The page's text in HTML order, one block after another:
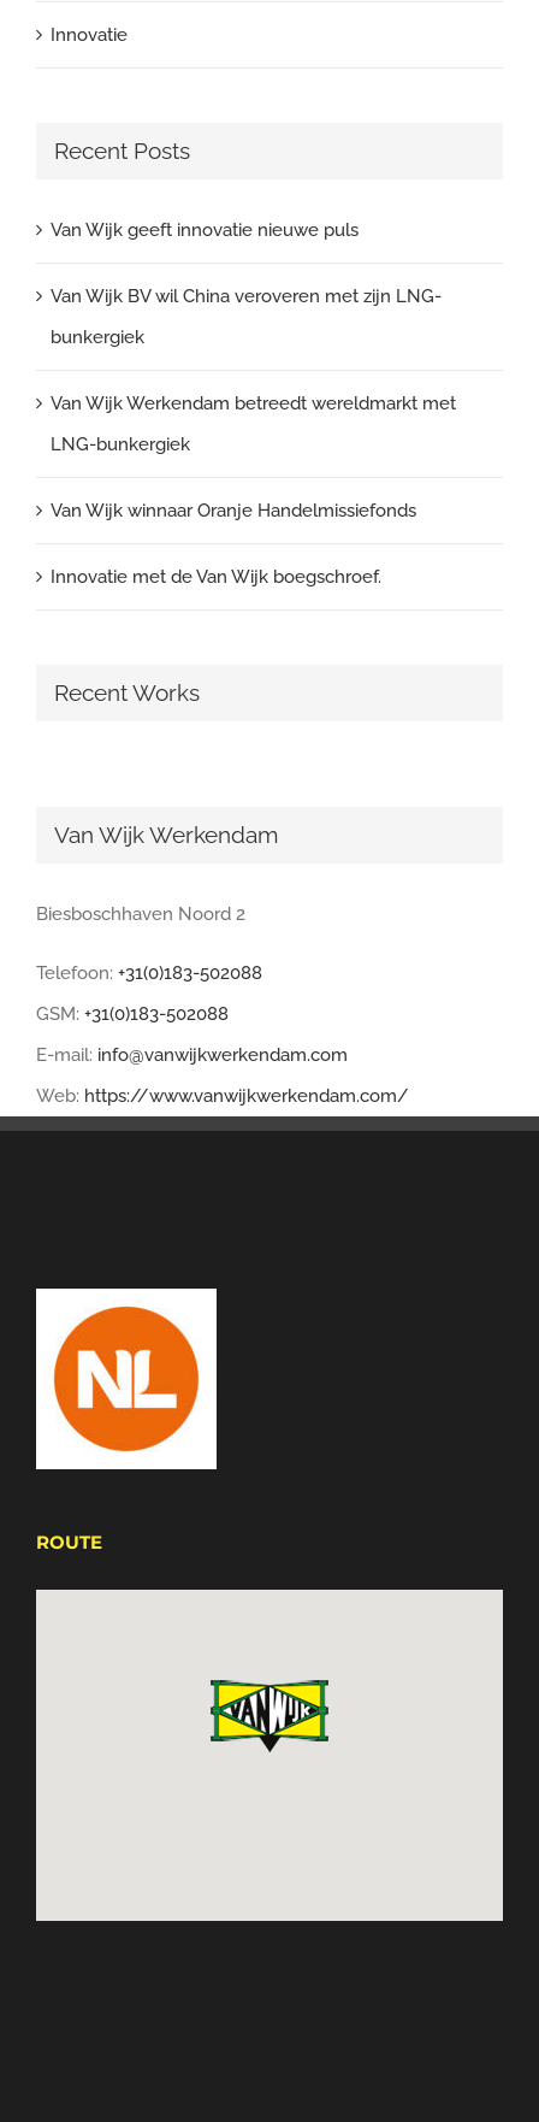
Innovatie
Recent Posts
Van Wijk geeft innovatie nieuwe puls
Van Wijk BV wil China veroveren met zijn LNG-
bunkergiek
Van Wijk Werkendam betreedt wereldmarkt met
LNG-bunkergiek
Van Wijk winnaar Oranje Handelmissiefonds
Innovatie met de Van Wijk boegschroef.
Recent Works
Van Wijk Werkendam
Biesboschhaven Noord 2
Telefoon: +31(0)183-502088
GSM: +31(0)183-502088
E-mail: info@vanwijkwerkendam.com
Web: https://www.vanwijkwerkendam.com/
ROUTE